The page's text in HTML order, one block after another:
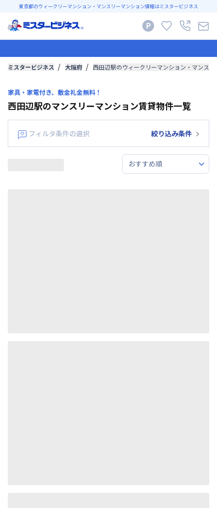
東京都のウィークリーマンション・マンスリーマンション情報はミスタービジネス
ミスタービジネス 大阪府 西田辺駅のウィークリーマンション・マンス
家具・家電付き、敷金礼金無料！
西田辺駅のマンスリーマンション賃貸物件一覧
フィルタ条件の選択 絞り込み条件